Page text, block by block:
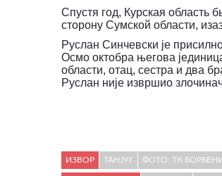
Спустя год, Курская область
сторону Сумской области,
Руслан Синчевски је
Осмо октобра његова
области, отац, сестра и два
Руслан није извршио
ИЗВОР ТАНЈУГ ФОТО: ТК БОРБЕНИ